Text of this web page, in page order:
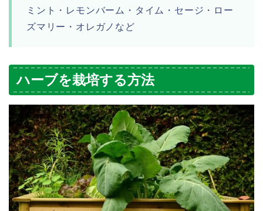
ミント・レモンバーム・タイム・セージ・ロー
ズマリー・オレガノなど
ハーブを栽培する方法